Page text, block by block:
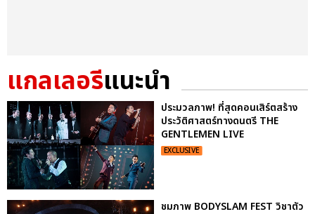
แกลเลอรีแนะนำ
ประมวลภาพ! ที่สุดคอนเสิร์ตสร้าง
ประวัติศาสตร์ทางดนตรี THE
GENTLEMEN LIVE
EXCLUSIVE
ชมภาพ BODYSLAM FEST วิชาตัว